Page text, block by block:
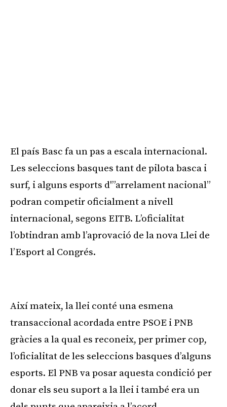
El país Basc fa un pas a escala internacional.
Les seleccions basques tant de pilota basca i
surf, i alguns esports d'”arrelament nacional”
podran competir oficialment a nivell
internacional, segons EITB. L’oficialitat
l’obtindran amb l’aprovació de la nova Llei de
l’Esport al Congrés.
Així mateix, la llei conté una esmena
transaccional acordada entre PSOE i PNB
gràcies a la qual es reconeix, per primer cop,
l’oficialitat de les seleccions basques d’alguns
esports. El PNB va posar aquesta condició per
donar els seu suport a la llei i també era un